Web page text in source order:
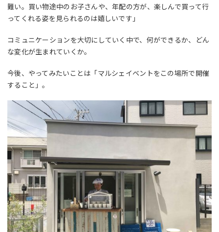
難い。買い物途中のお子さんや、年配の方が、楽しんで買って行
ってくれる姿を見られるのは嬉しいです」
コミュニケーションを大切にしていく中で、何ができるか、どん
な変化が生まれていくか。
今後、やってみたいことは「マルシェイベントをこの場所で開催
すること」。